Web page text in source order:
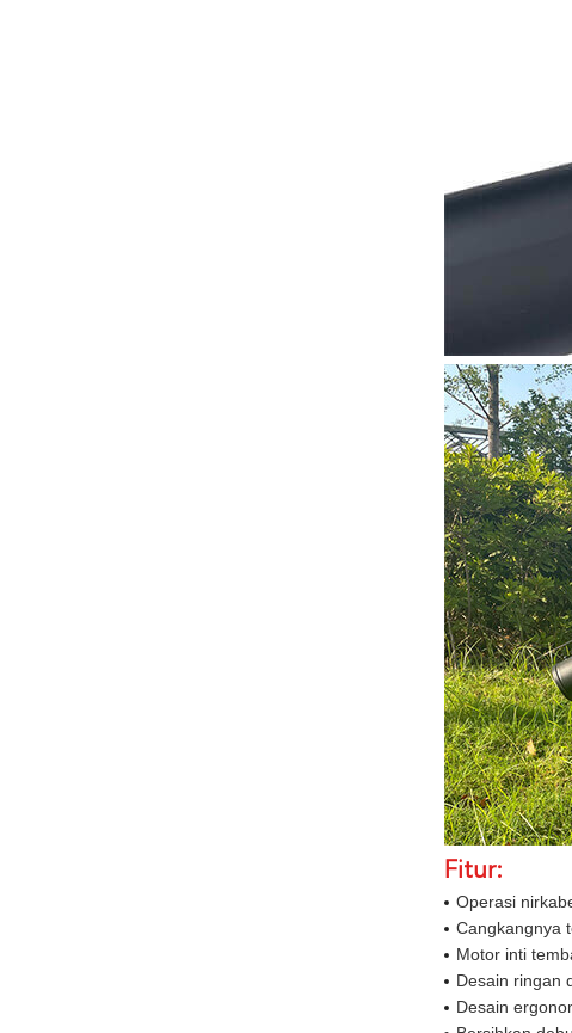
Fitur:
Operasi
Cangkangnya
Motor inti
Desain ringan
Desain